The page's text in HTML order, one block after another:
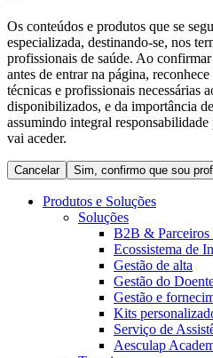
Terapias de
Terapia de
Tratamento de
Tratamento de
Soluções
Terapias
Cuidados Domiciliários
Coordenamos os seus
do hospital. Para mais
cuidados domiciliários.
Vagas disponíveis
Descubra as tuas
Pesquise no nosso mercado
trabalho interessantes.
Empresa
Responsabilidade
Media
Os conteúdos e produtos que se
especializada, destinando-se, nos
profissionais de saúde. Ao
antes de entrar na página,
técnicas e profissionais necessárias
disponibilizados, e da importância
assumindo integral
vai aceder.
Cancelar Sim, confirmo que sou
Produtos e Soluções
Soluções
B2B & Parceiros
Ecossistema de
Gestão de alta
Gestão do
Gestão e
Kits
Serviço de
Aesculap